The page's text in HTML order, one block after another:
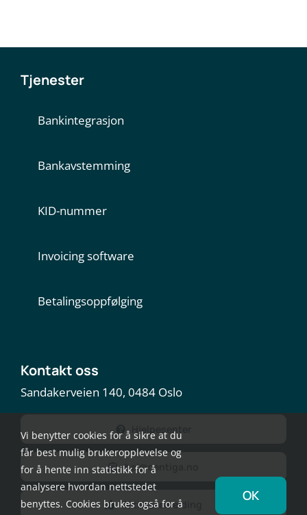
Tjenester
Bankintegrasjon
Bankavstemming
KID-nummer
Invoicing software
Betalingsoppfølging
Kontakt oss
Sandakerveien 140, 0484 Oslo
Hjelpesenter
hei@centiga.no
Gi tilbakemelding
Vi benytter cookies for å sikre at du
får best mulig brukeropplevelse og
for å hente inn statistikk for å
analysere hvordan nettstedet
benyttes. Cookies brukes også for å
OK